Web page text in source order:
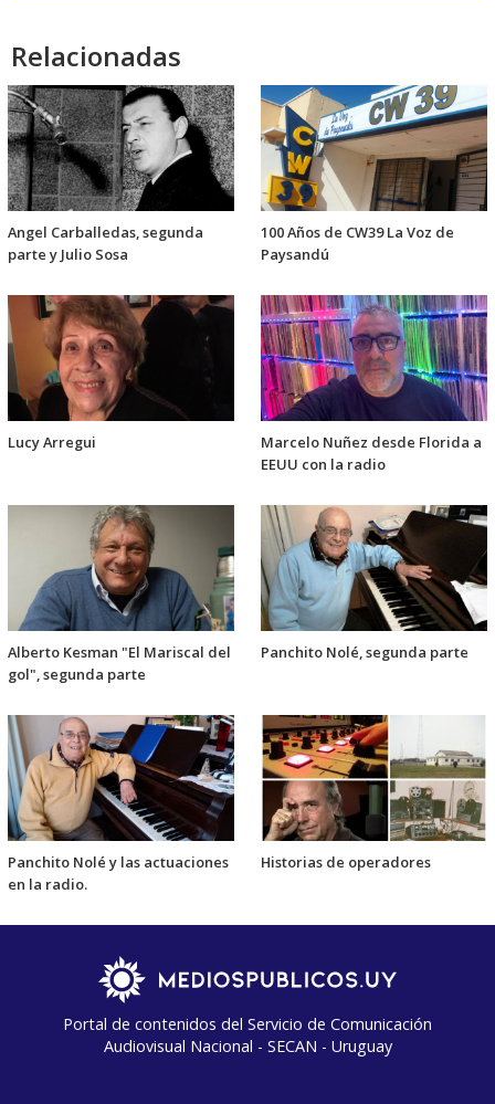
Relacionadas
Angel Carballedas, segunda
parte y Julio Sosa
100 Años de CW39 La Voz de
Paysandú
Lucy Arregui
Marcelo Nuñez desde Florida a
EEUU con la radio
Alberto Kesman "El Mariscal del
gol", segunda parte
Panchito Nolé, segunda parte
Panchito Nolé y las actuaciones
en la radio.
Historias de operadores
Portal de contenidos del Servicio de Comunicación
Audiovisual Nacional - SECAN - Uruguay